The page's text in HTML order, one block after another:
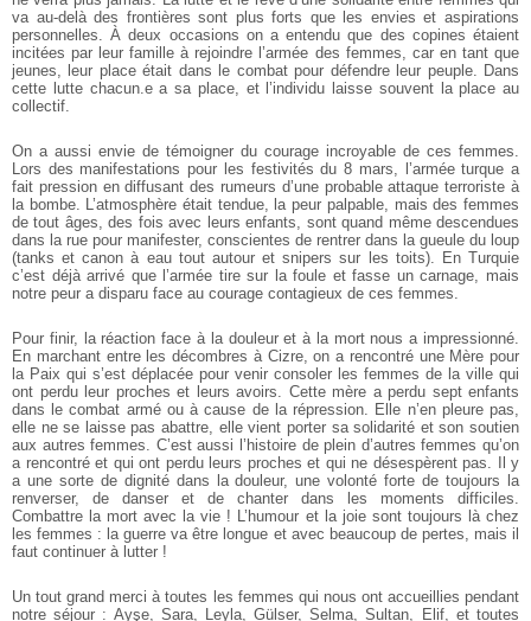
va au-delà des frontières sont plus forts que les envies et aspirations
personnelles. À deux occasions on a entendu que des copines étaient
incitées par leur famille à rejoindre l’armée des femmes, car en tant que
jeunes, leur place était dans le combat pour défendre leur peuple. Dans
cette lutte chacun.e a sa place, et l’individu laisse souvent la place au
collectif.
On a aussi envie de témoigner du courage incroyable de ces femmes.
Lors des manifestations pour les festivités du 8 mars, l’armée turque a
fait pression en diffusant des rumeurs d’une probable attaque terroriste à
la bombe. L’atmosphère était tendue, la peur palpable, mais des femmes
de tout âges, des fois avec leurs enfants, sont quand même descendues
dans la rue pour manifester, conscientes de rentrer dans la gueule du loup
(tanks et canon à eau tout autour et snipers sur les toits). En Turquie
c’est déjà arrivé que l’armée tire sur la foule et fasse un carnage, mais
notre peur a disparu face au courage contagieux de ces femmes.
Pour finir, la réaction face à la douleur et à la mort nous a impressionné.
En marchant entre les décombres à Cizre, on a rencontré une Mère pour
la Paix qui s’est déplacée pour venir consoler les femmes de la ville qui
ont perdu leur proches et leurs avoirs. Cette mère a perdu sept enfants
dans le combat armé ou à cause de la répression. Elle n’en pleure pas,
elle ne se laisse pas abattre, elle vient porter sa solidarité et son soutien
aux autres femmes. C’est aussi l’histoire de plein d’autres femmes qu’on
a rencontré et qui ont perdu leurs proches et qui ne désespèrent pas. Il y
a une sorte de dignité dans la douleur, une volonté forte de toujours la
renverser, de danser et de chanter dans les moments difficiles.
Combattre la mort avec la vie ! L’humour et la joie sont toujours là chez
les femmes : la guerre va être longue et avec beaucoup de pertes, mais il
faut continuer à lutter !
Un tout grand merci à toutes les femmes qui nous ont accueillies pendant
notre séjour : Ayşe, Sara, Leyla, Gülser, Selma, Sultan, Elif, et toutes